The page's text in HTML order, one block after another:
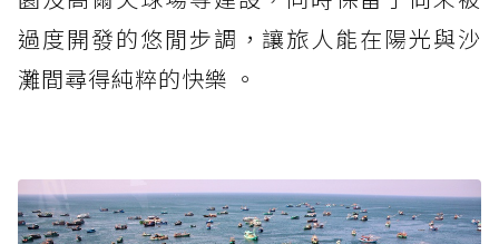
過度開發的悠閒步調，讓旅人能在陽光與沙
灘間尋得純粹的快樂 。